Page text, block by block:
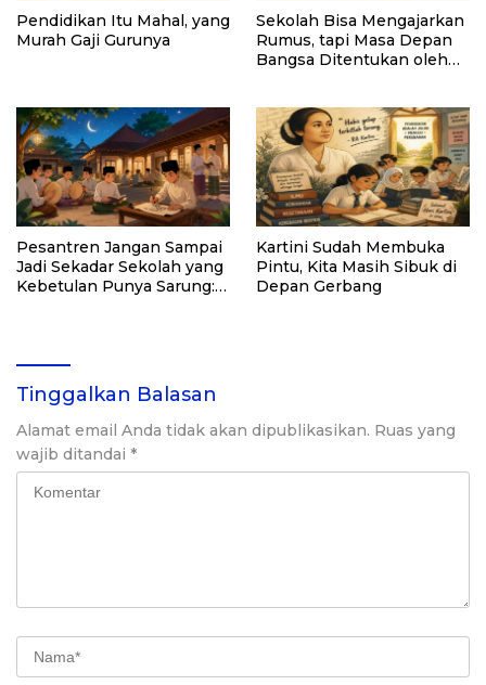
Pendidikan Itu Mahal, yang
Murah Gaji Gurunya
Sekolah Bisa Mengajarkan
Rumus, tapi Masa Depan
Bangsa Ditentukan oleh
Pesantren Jangan Sampai
Jadi Sekadar Sekolah yang
Kebetulan Punya Sarung:
Kartini Sudah Membuka
Pintu, Kita Masih Sibuk di
Depan Gerbang
Tinggalkan Balasan
Alamat email Anda tidak akan dipublikasikan. Ruas yang
wajib ditandai *